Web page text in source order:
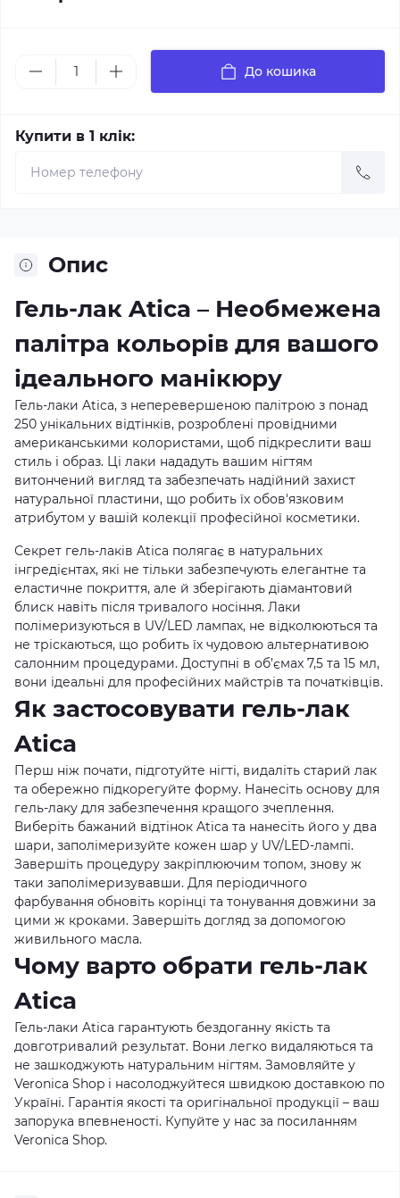
До кошика
Купити в 1 клік:
Опис
Гель-лак Atica – Необмежена
палітра кольорів для вашого
ідеального манікюру
Гель-лаки Atica, з неперевершеною палітрою з понад
250 унікальних відтінків, розроблені провідними
американськими колористами, щоб підкреслити ваш
стиль і образ. Ці лаки нададуть вашим нігтям
витончений вигляд та забезпечать надійний захист
натуральної пластини, що робить їх обов'язковим
атрибутом у вашій колекції професійної косметики.
Секрет гель-лаків Atica полягає в натуральних
інгредієнтах, які не тільки забезпечують елегантне та
еластичне покриття, але й зберігають діамантовий
блиск навіть після тривалого носіння. Лаки
полімеризуються в UV/LED лампах, не відколюються та
не тріскаються, що робить їх чудовою альтернативою
салонним процедурами. Доступні в об’ємах 7,5 та 15 мл,
вони ідеальні для професійних майстрів та початківців.
Як застосовувати гель-лак
Atica
Перш ніж почати, підготуйте нігті, видаліть старий лак
та обережно підкорегуйте форму. Нанесіть основу для
гель-лаку для забезпечення кращого зчеплення.
Виберіть бажаний відтінок Atica та нанесіть його у два
шари, заполімеризуйте кожен шар у UV/LED-лампі.
Завершіть процедуру закріплюючим топом, знову ж
таки заполімеризувавши. Для періодичного
фарбування обновіть корінці та тонування довжини за
цими ж кроками. Завершіть догляд за допомогою
живильного масла.
Чому варто обрати гель-лак
Atica
Гель-лаки Atica гарантують бездоганну якість та
довготривалий результат. Вони легко видаляються та
не зашкоджують натуральним нігтям. Замовляйте у
Veronica Shop і насолоджуйтеся швидкою доставкою по
Україні. Гарантія якості та оригінальної продукції – ваш
запорука впевненості. Купуйте у нас за посиланням
Veronica Shop.